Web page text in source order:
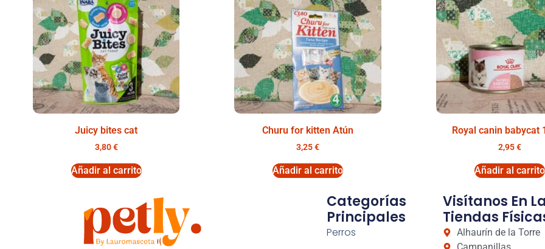
Juicy bites cat
3,80€
Añadir al carrito
Churu for kitten Atún
3,25€
Añadir al carrito
Royal canin babycat
2,95€
Añadir al carrito
Categorías
Principales
Perros
Visítanos En
Tiendas
Alhaurín de la Torre